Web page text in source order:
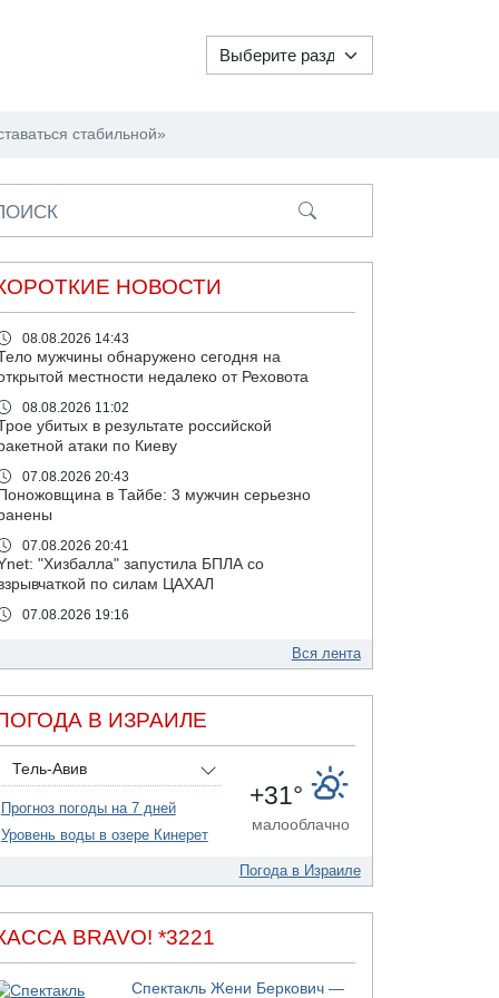
стабильной»
НОВОСТИ
08.08.2026 14:43
мужчины обнаружено сегодня на
местности недалеко от Реховота
08.08.2026 11:02
убитых в результате российской
атаки по Киеву
07.08.2026 20:43
Поножовщина в Тайбе: 3 мужчин серьезно
07.08.2026 20:41
"Хизбалла" запустила БПЛА со
по силам ЦАХАЛ
07.08.2026 19:16
Иерусалиме
Подозреваемый в домогательствах в хостеле
- Гильбоа Дахан
Обнародовано имя полицейского,
подозреваемого в коррупционных
07.08.2026 17:51
отказался заморозить лишение
льгот для уклонистов-харедим
Вся лента
В ИЗРАИЛЕ
Тель-Авив
Прогноз погоды на 7 дней
Уровень воды в озере Кинерет
+31°
малооблачно
Погода в Израиле
BRAVO! *3221
Спектакль Жени Беркович —